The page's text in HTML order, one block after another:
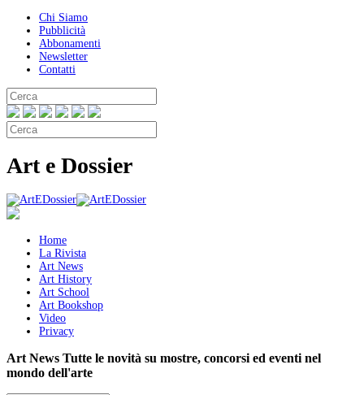
Chi Siamo
Pubblicità
Abbonamenti
Newsletter
Contatti
Art e Dossier
Home
La Rivista
Art News
Art History
Art School
Art Bookshop
Video
Privacy
Art News Tutte le novità su mostre, concorsi ed eventi nel
mondo dell'arte